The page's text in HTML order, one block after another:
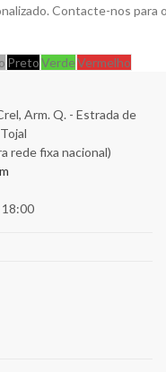
Contacte-nos
PretoVerdeVermelho
Arm. Q. - Estrada de
rede fixa nacional)
18:00